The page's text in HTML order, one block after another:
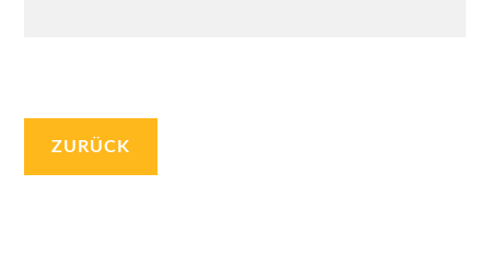
ZURÜCK